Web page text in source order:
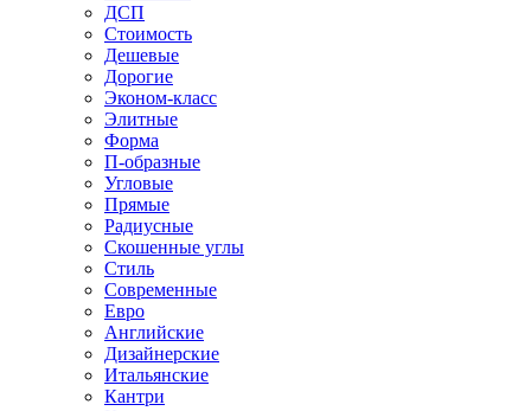
ДСП
Стоимость
Дешевые
Дорогие
Эконом-класс
Элитные
Форма
П-образные
Угловые
Прямые
Радиусные
Скошенные углы
Стиль
Современные
Евро
Английские
Дизайнерские
Итальянские
Кантри